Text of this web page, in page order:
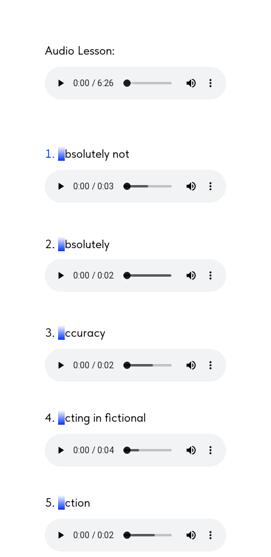
Audio Lesson:
absolutely not
2. absolutely
3. accuracy
4. acting in fictional
5. action